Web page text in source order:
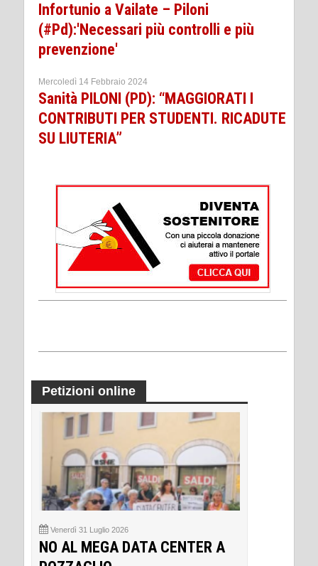
Infortunio a Vailate – Piloni
(#Pd):'Necessari più controlli e più
prevenzione'
Mercoledì 14 Febbraio 2024
Sanità PILONI (PD): “MAGGIORATI I
CONTRIBUTI PER STUDENTI. RICADUTE
SU LIUTERIA”
Petizioni online
Venerdì 31 Luglio 2026
NO AL MEGA DATA CENTER A